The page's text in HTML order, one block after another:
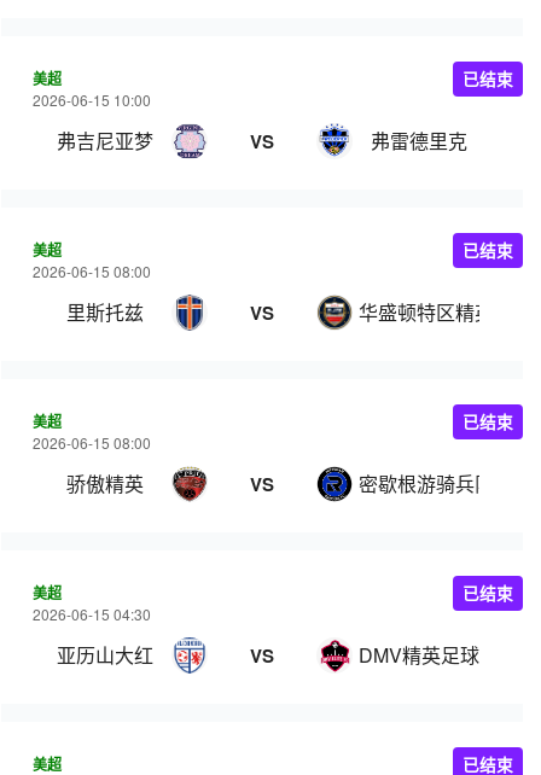
美超
2026-06-15 10:00
弗吉尼亚梦 VS 弗雷德里克
已结束
美超
2026-06-15 08:00
里斯托兹 VS 华盛顿特区精英足球
已结束
美超
2026-06-15 08:00
骄傲精英 VS 密歇根游骑兵队
已结束
美超
2026-06-15 04:30
亚历山大红 VS DMV精英足球俱乐部
已结束
美超 已结束